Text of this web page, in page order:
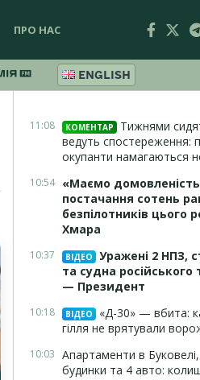
ПРО НАС
ENGLISH
11:08 КОМЕНТАР
Тижнями
ведуть спостереження:
окупанти намагаються
10:54 «Маємо
постачання сотень
безпілотників цього
Хмара
10:37 ВІДЕО
Уражені 2 НПЗ,
та судна російського
— Президент
10:18 ВІДЕО
«Д-30» — вбита:
гілля не врятували
10:03 Апартаменти в
будинки та 4 авто: